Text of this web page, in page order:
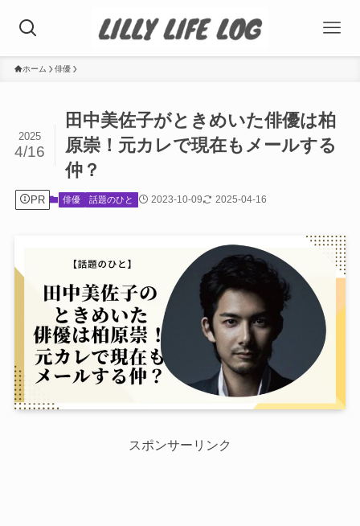
ホーム 俳優
田中美佐子がときめいた俳優は柏
原崇！元カレで現在もメールする
仲？
2025
4/16
PR 俳優 話題のひと 2023-10-09 2025-04-16
スポンサーリンク